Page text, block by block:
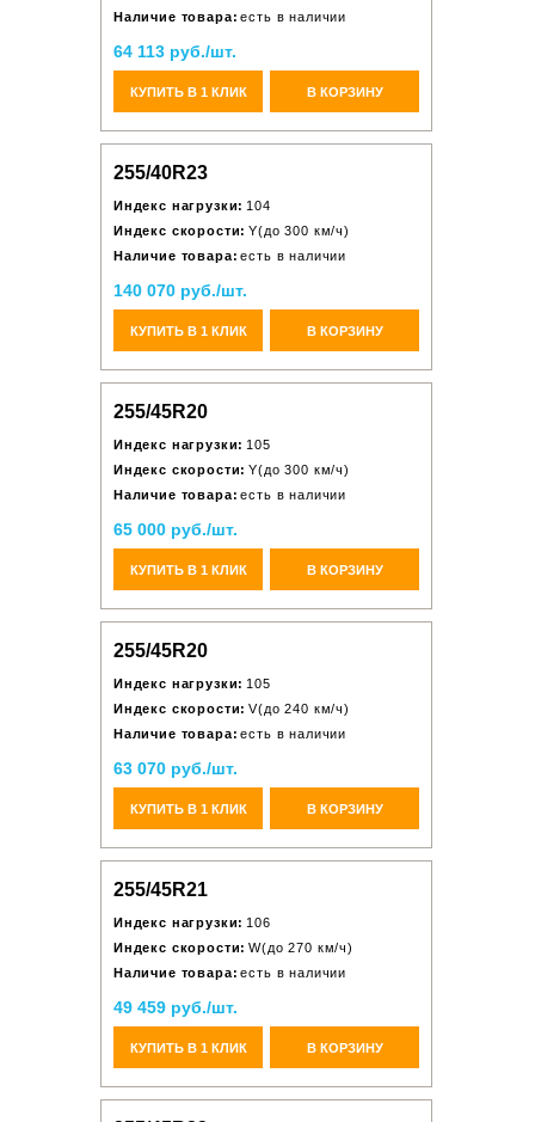
Наличие товара: есть в наличии
64 113 руб./шт.
КУПИТЬ В 1 КЛИК В КОРЗИНУ
255/40R23
Индекс нагрузки: 104
Индекс скорости: Y(до 300 км/ч)
Наличие товара: есть в наличии
140 070 руб./шт.
КУПИТЬ В 1 КЛИК В КОРЗИНУ
255/45R20
Индекс нагрузки: 105
Индекс скорости: Y(до 300 км/ч)
Наличие товара: есть в наличии
65 000 руб./шт.
КУПИТЬ В 1 КЛИК В КОРЗИНУ
255/45R20
Индекс нагрузки: 105
Индекс скорости: V(до 240 км/ч)
Наличие товара: есть в наличии
63 070 руб./шт.
КУПИТЬ В 1 КЛИК В КОРЗИНУ
255/45R21
Индекс нагрузки: 106
Индекс скорости: W(до 270 км/ч)
Наличие товара: есть в наличии
49 459 руб./шт.
КУПИТЬ В 1 КЛИК В КОРЗИНУ